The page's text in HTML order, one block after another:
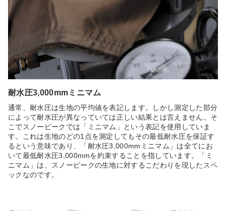
耐水圧3,000mmミニマム
通常、耐水圧は生地の平均値を表記します。しかし測定した部分
によって耐水圧が異なっていては正しい結果とは言えません。そ
こでスノーピークでは「ミニマム」という表記を使用していま
す。これは生地のどの1点を測定してもその最低耐水圧を保証す
るという意味であり、「耐水圧3,000mmミニマム」は全てにお
いて最低耐水圧3,000mmを約束することを指しています。「ミ
ニマム」は、スノーピークの生地に対するこだわりを現したスペ
ックなのです。